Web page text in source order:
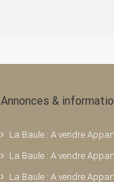
Annonces &
La Baule : A vendre
La Baule : A vendre
La Baule : A vendre